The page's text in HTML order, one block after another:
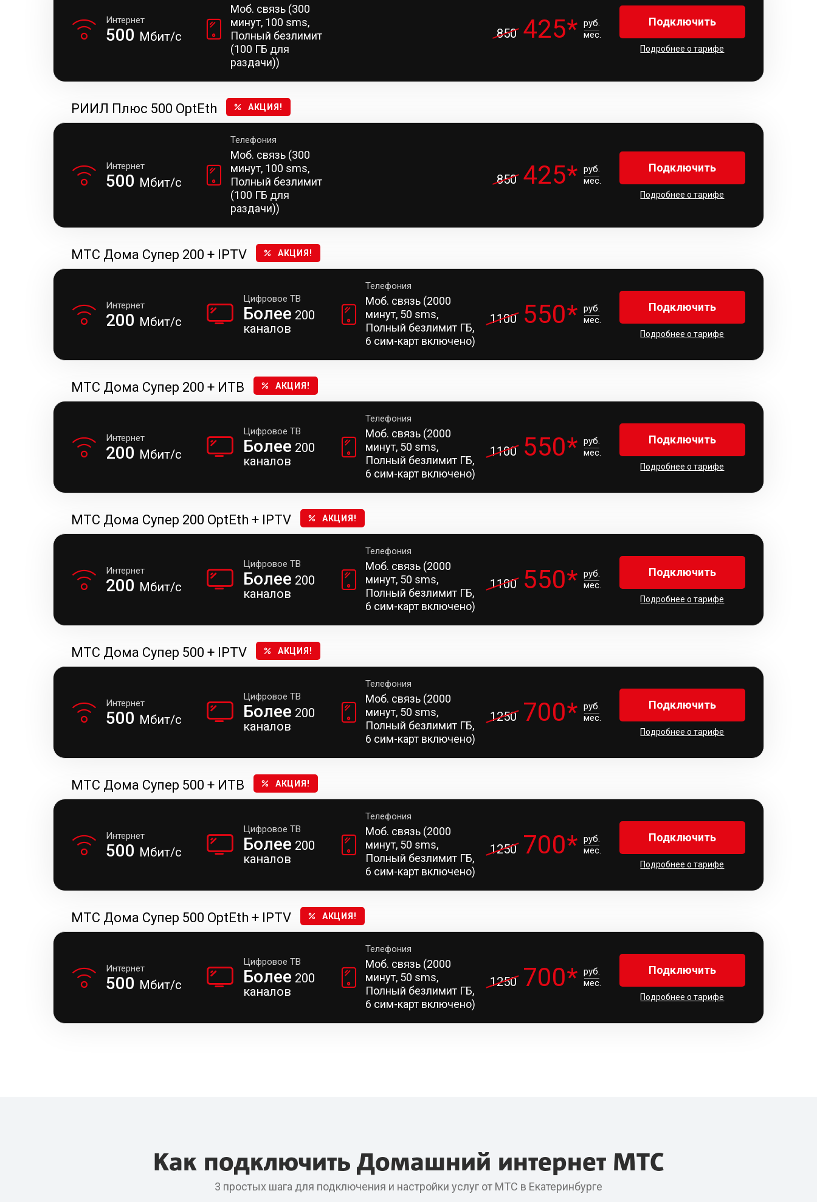
500 Мбит/с
Интернет
Моб. связь (300
минут, 100 sms,
Полный безлимит
(100 ГБ для
раздачи))
850 425* руб.
мес.
Подключить
Подробнее о тарифе
РИИЛ Плюс 500 OptEth АКЦИЯ!
500 Мбит/с
Интернет
Моб. связь (300
минут, 100 sms,
Полный безлимит
(100 ГБ для
раздачи))
Телефония
850 425* руб.
мес.
Подключить
Подробнее о тарифе
МТС Дома Супер 200 + IPTV АКЦИЯ!
200 Мбит/с
Интернет Более 200
каналов
Цифровое ТВ
Моб. связь (2000
минут, 50 sms,
Полный безлимит ГБ,
6 сим-карт включено)
Телефония
1100 550* руб.
мес.
Подключить
Подробнее о тарифе
МТС Дома Супер 200 + ИТВ АКЦИЯ!
200 Мбит/с
Интернет Более 200
каналов
Цифровое ТВ
Моб. связь (2000
минут, 50 sms,
Полный безлимит ГБ,
6 сим-карт включено)
Телефония
1100 550* руб.
мес.
Подключить
Подробнее о тарифе
МТС Дома Супер 200 OptEth + IPTV АКЦИЯ!
200 Мбит/с
Интернет Более 200
каналов
Цифровое ТВ
Моб. связь (2000
минут, 50 sms,
Полный безлимит ГБ,
6 сим-карт включено)
Телефония
1100 550* руб.
мес.
Подключить
Подробнее о тарифе
МТС Дома Супер 500 + IPTV АКЦИЯ!
500 Мбит/с
Интернет Более 200
каналов
Цифровое ТВ
Моб. связь (2000
минут, 50 sms,
Полный безлимит ГБ,
6 сим-карт включено)
Телефония
1250 700* руб.
мес.
Подключить
Подробнее о тарифе
МТС Дома Супер 500 + ИТВ АКЦИЯ!
500 Мбит/с
Интернет Более 200
каналов
Цифровое ТВ
Моб. связь (2000
минут, 50 sms,
Полный безлимит ГБ,
6 сим-карт включено)
Телефония
1250 700* руб.
мес.
Подключить
Подробнее о тарифе
МТС Дома Супер 500 OptEth + IPTV АКЦИЯ!
500 Мбит/с
Интернет Более 200
каналов
Цифровое ТВ
Моб. связь (2000
минут, 50 sms,
Полный безлимит ГБ,
6 сим-карт включено)
Телефония
1250 700* руб.
мес.
Подключить
Подробнее о тарифе
Как подключить Домашний интернет МТС
3 простых шага для подключения и настройки услуг от МТС в Екатеринбурге